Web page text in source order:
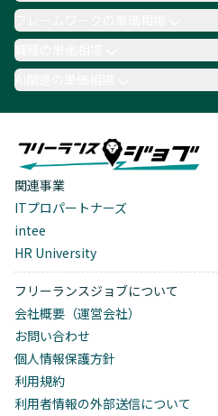
職種の単価相場
AI関連の単価相場
関連事業
ITプロパートナーズ
intee
HR University
フリーランスジョブについて
会社概要（運営会社）
お問い合わせ
個人情報保護方針
利用規約
利用者情報の外部送信について